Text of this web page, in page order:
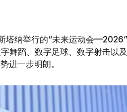
塔纳举行的“未来运动会—2026”
舞蹈、数字足球、数字射击
进一步明朗。